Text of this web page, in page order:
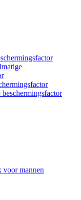
voor mannen